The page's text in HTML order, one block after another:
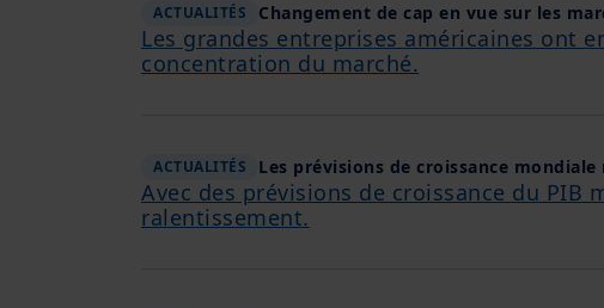
ACTUALITÉS Changement de cap en vue sur les
Les grandes entreprises américaines ont
concentration du marché.
ACTUALITÉS Les prévisions de croissance
Avec des prévisions de croissance du PIB
ralentissement.